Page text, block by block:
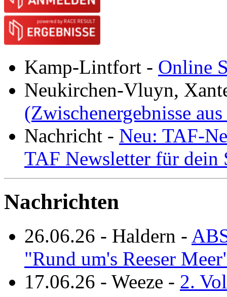
Kamp-Lintfort - Online
Neukirchen-Vluyn,
(Zwischenergebnisse
Nachricht - Neu: TAF-
TAF Newsletter für dein
Nachrichten
26.06.26 - Haldern -
"Rund um's Reeser
17.06.26 - Weeze - 2.